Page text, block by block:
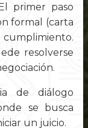
primer paso
formal (carta
resolverse
de diálogo
se busca
un juicio.